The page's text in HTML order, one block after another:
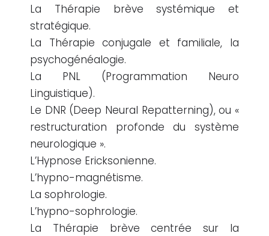
La Thérapie brève systémique et
stratégique.
La Thérapie conjugale et familiale, la
psychogénéalogie.
La PNL (Programmation Neuro
Linguistique).
Le DNR (Deep Neural Repatterning), ou «
restructuration profonde du système
neurologique ».
L’Hypnose Ericksonienne.
L’hypno-magnétisme.
La sophrologie.
L’hypno-sophrologie.
La Thérapie brève centrée sur la